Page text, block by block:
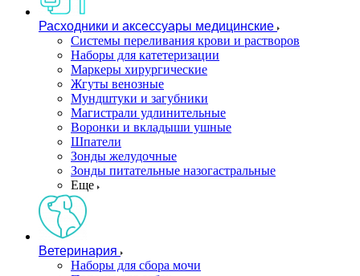
Расходники и аксессуары медицинские
Системы переливания крови и растворов
Наборы для катетеризации
Маркеры хирургические
Жгуты венозные
Мундштуки и загубники
Магистрали удлинительные
Воронки и вкладыши ушные
Шпатели
Зонды желудочные
Зонды питательные назогастральные
Еще
Ветеринария
Наборы для сбора мочи